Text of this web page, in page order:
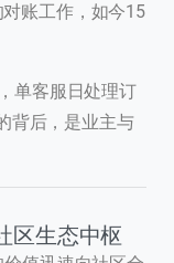
账工作，如今15
单客服日处理订
背后，是业主与
区生态中枢